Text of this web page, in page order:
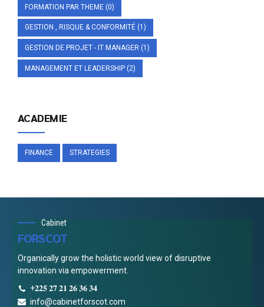
FORMATION PAR THEME (0)
GESTION , RISQUE & CONFORMITÉ (1)
GESTION DE PROJET - IT MANAGER (1)
MANAGEMENT ET LEADERSHIP (2)
ACADEMIE
FINANCE STRATEGIES
Cabinet
FORSCOT
Organically grow the holistic world view of disruptive
innovation via empowerment.
+𝟐𝟐𝟓 𝟐𝟕 𝟐𝟏 𝟐𝟔 𝟑𝟔 𝟑𝟒
info@cabinetforscot.com